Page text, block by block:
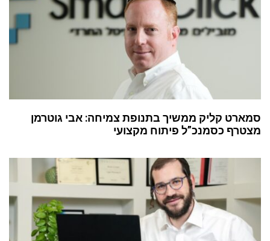
סמארט קליק ממשיך בתנופת צמיחה: אבי גוטרמן
מצטרף כסמנכ”ל פיתוח מקצועי